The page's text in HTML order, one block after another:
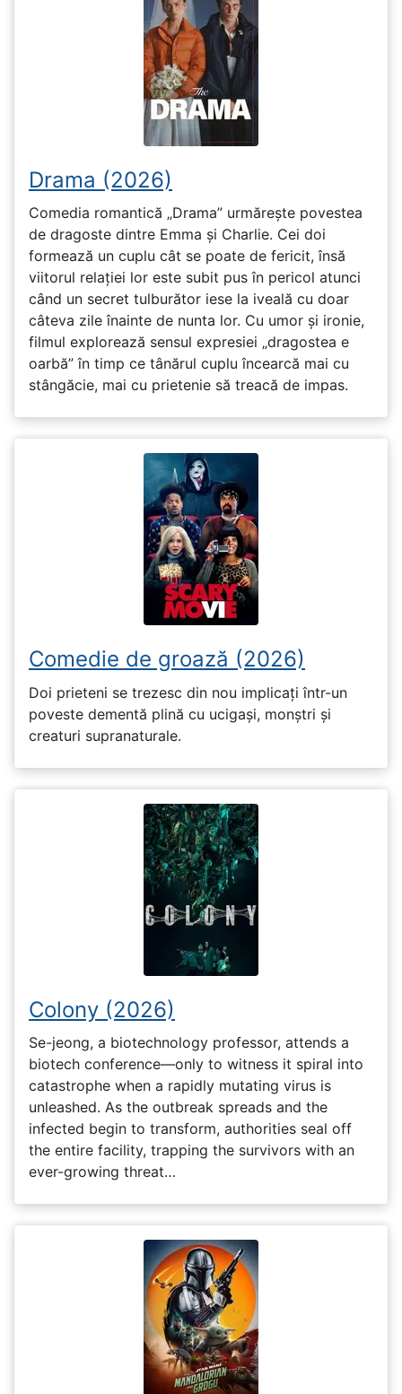
Drama (2026)
Comedia romantică „Drama” urmărește povestea
de dragoste dintre Emma și Charlie. Cei doi
formează un cuplu cât se poate de fericit, însă
viitorul relației lor este subit pus în pericol atunci
când un secret tulburător iese la iveală cu doar
câteva zile înainte de nunta lor. Cu umor și ironie,
filmul explorează sensul expresiei „dragostea e
oarbă” în timp ce tânărul cuplu încearcă mai cu
stângăcie, mai cu prietenie să treacă de impas.
Comedie de groază (2026)
Doi prieteni se trezesc din nou implicați într-un
poveste dementă plină cu ucigași, monștri și
creaturi supranaturale.
Colony (2026)
Se-jeong, a biotechnology professor, attends a
biotech conference—only to witness it spiral into
catastrophe when a rapidly mutating virus is
unleashed. As the outbreak spreads and the
infected begin to transform, authorities seal off
the entire facility, trapping the survivors with an
ever-growing threat…